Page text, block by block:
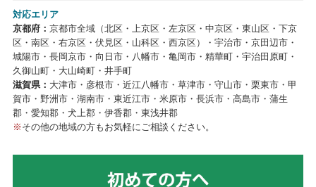
対応エリア
京都府： 京都市全域（北区・上京区・左京区・中京区・東山区・下京
区・南区・右京区・伏見区・山科区・西京区）・宇治市・京田辺市・
城陽市・長岡京市・向日市・八幡市・亀岡市・精華町・宇治田原町・
久御山町・大山崎町・井手町
滋賀県： 大津市・彦根市・近江八幡市・草津市・守山市・栗東市・甲
賀市・野洲市・湖南市・東近江市・米原市・長浜市・高島市・蒲生
郡・愛知郡・犬上郡・伊香郡・東浅井郡
※ その他の地域の方もお気軽にご相談ください。